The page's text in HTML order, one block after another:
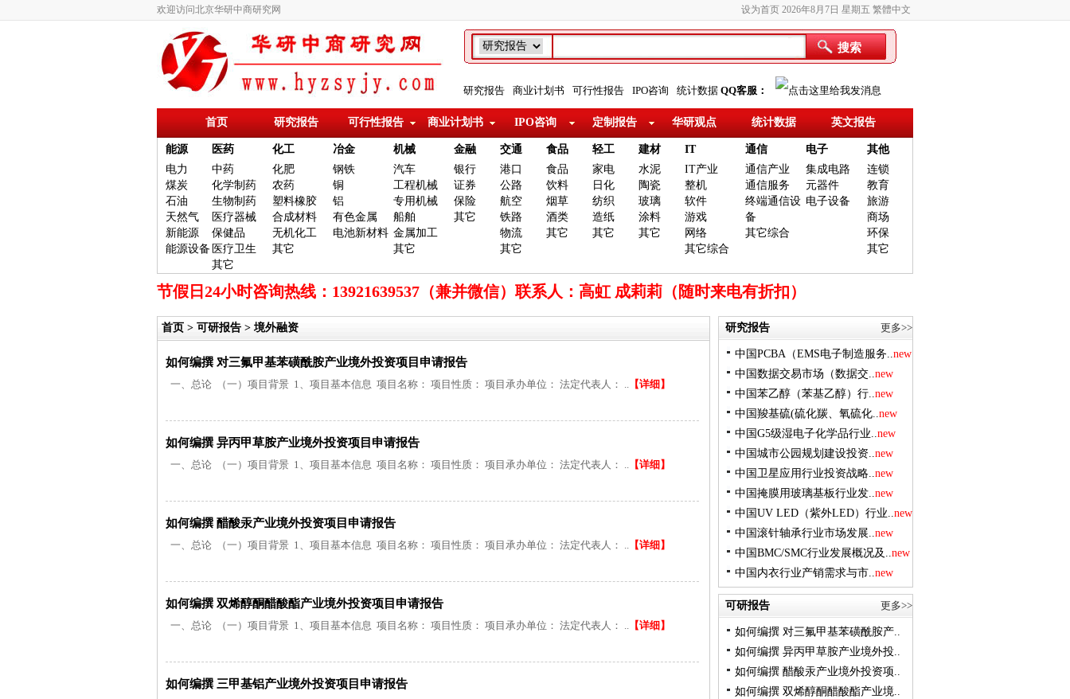
欢迎访问北京华研中商研究网 繁體中文
2026年8月7日 星期五
设为首页
搜索
研究报告 商业计划书 可行性报告 IPO咨询 统计数据 QQ客服：
首页 研究报告 可行性报告 商业计划书 IPO咨询 定制报告 华研观点 统计数据 英文报告
能源 医药 化工 冶金 机械 金融 交通 食品 轻工 建材 IT 通信 电子
其他
电力
煤炭
石油
天然气
新能源
能源设备
中药
化学制药
生物制药
医疗器械
保健品
医疗卫生
其它
化肥
农药
塑料橡胶
合成材料
无机化工
其它
钢铁
铜
铝
有色金属
电池新材料
汽车
工程机械
专用机械
船舶
金属加工
其它
银行
证券
保险
其它
港口
公路
航空
铁路
物流
其它
食品
饮料
烟草
酒类
其它
家电
日化
纺织
造纸
其它
水泥
陶瓷
玻璃
涂料
其它
IT产业
整机
软件
游戏
网络
其它综合
通信产业
通信服务
终端通信设
备
其它综合
集成电路
元器件
电子设备
连锁
教育
旅游
商场
环保
其它
节假日24小时咨询热线：13921639537（兼并微信）联系人：高虹 成莉莉（随时来电有折扣）
首页 > 可研报告 > 境外融资
如何编撰 对三氟甲基苯磺酰胺产业境外投资项目申请报告
一、总论 （一）项目背景 1、项目基本信息 项目名称： 项目性质： 项目承办单位： 法定代表人： .. 【详细】
如何编撰 异丙甲草胺产业境外投资项目申请报告
一、总论 （一）项目背景 1、项目基本信息 项目名称： 项目性质： 项目承办单位： 法定代表人： .. 【详细】
如何编撰 醋酸汞产业境外投资项目申请报告
一、总论 （一）项目背景 1、项目基本信息 项目名称： 项目性质： 项目承办单位： 法定代表人： .. 【详细】
如何编撰 双烯醇酮醋酸酯产业境外投资项目申请报告
一、总论 （一）项目背景 1、项目基本信息 项目名称： 项目性质： 项目承办单位： 法定代表人： .. 【详细】
如何编撰 三甲基铝产业境外投资项目申请报告
研究报告 更多>>
中国PCBA（EMS电子制造服务..new
中国数据交易市场（数据交..new
中国苯乙醇（苯基乙醇）行..new
中国羧基硫(硫化羰、氧硫化..new
中国G5级湿电子化学品行业..new
中国城市公园规划建设投资..new
中国卫星应用行业投资战略..new
中国掩膜用玻璃基板行业发..new
中国UV LED（紫外LED）行业..new
中国滚针轴承行业市场发展..new
中国BMC/SMC行业发展概况及..new
中国内衣行业产销需求与市..new
可研报告 更多>>
如何编撰 对三氟甲基苯磺酰胺产..
如何编撰 异丙甲草胺产业境外投..
如何编撰 醋酸汞产业境外投资项..
如何编撰 双烯醇酮醋酸酯产业境..